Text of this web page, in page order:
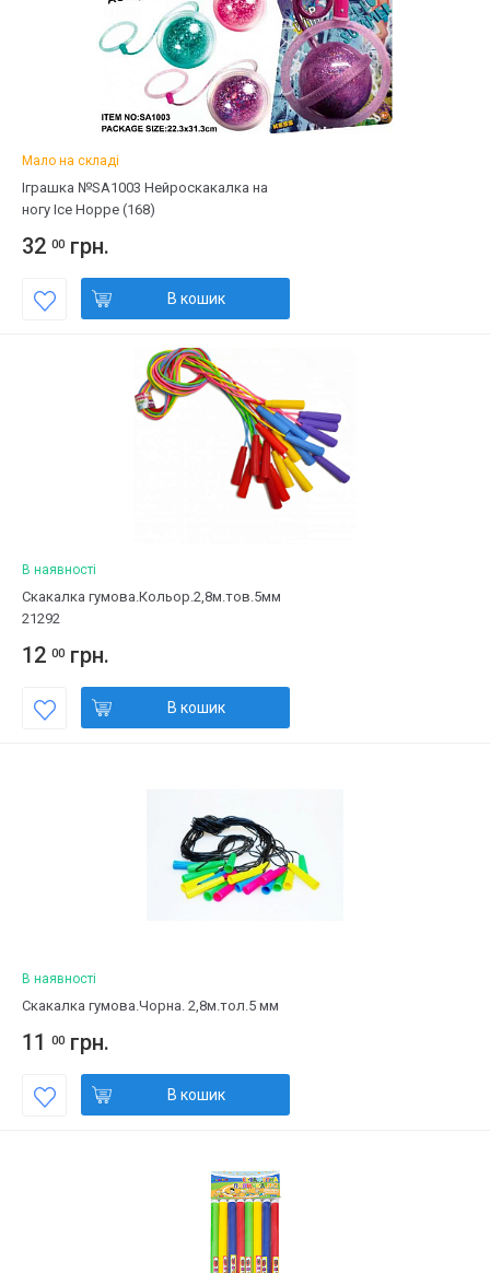
Мало на складі
Іграшка №SA1003 Нейроскакалка на
ногу Ice Hoppe (168)
32 00 грн.
В кошик
В наявності
Скакалка гумова.Кольор.2,8м.тов.5мм
21292
12 00 грн.
В кошик
В наявності
Скакалка гумова.Чорна. 2,8м.тол.5 мм
11 00 грн.
В кошик